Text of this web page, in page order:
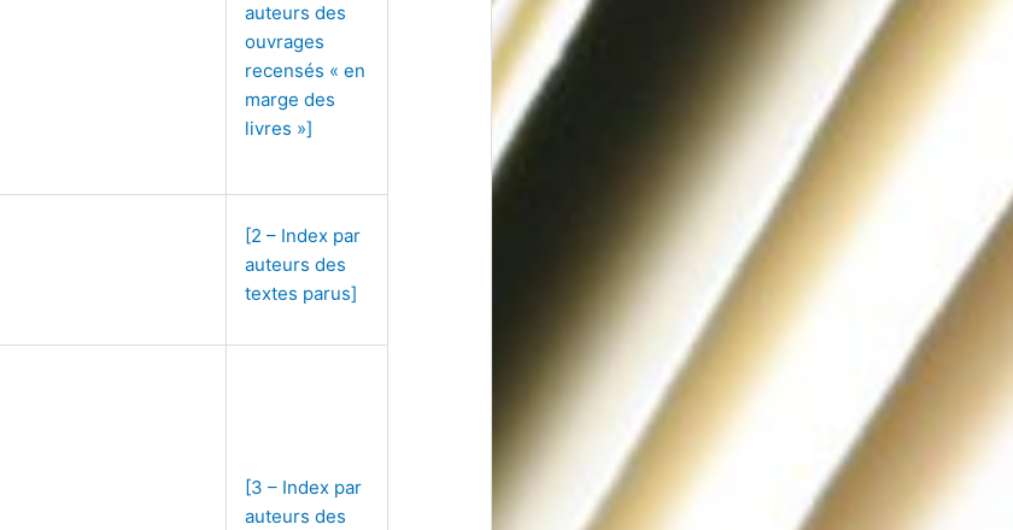
auteurs des
ouvrages
recensés « en
marge des
livres »]
[2 – Index par
auteurs des
textes parus]
[3 – Index par
auteurs des